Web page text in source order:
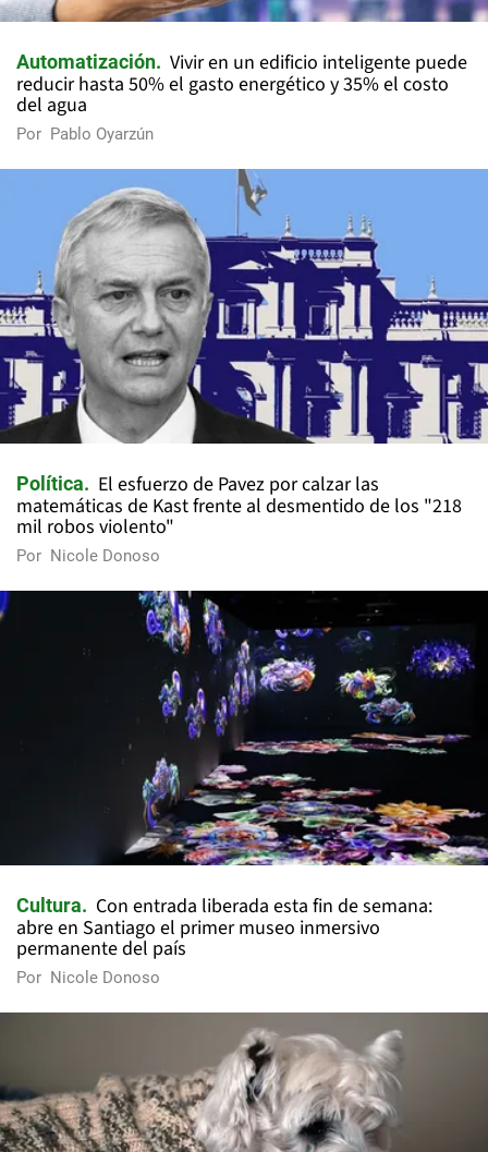
Automatización
Vivir en un edificio inteligente puede
reducir hasta 50% el gasto energético y 35% el costo
del agua
Por Pablo Oyarzún
Política
El esfuerzo de Pavez por calzar las
matemáticas de Kast frente al desmentido de los "218
mil robos violento"
Por Nicole Donoso
Cultura
Con entrada liberada esta fin de semana:
abre en Santiago el primer museo inmersivo
permanente del país
Por Nicole Donoso